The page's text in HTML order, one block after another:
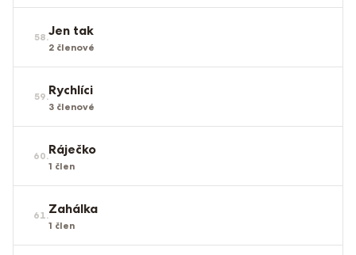
58.Jen tak
2 členové
59.Rychlíci
3 členové
60.Ráječko
1 člen
61.Zahálka
1 člen